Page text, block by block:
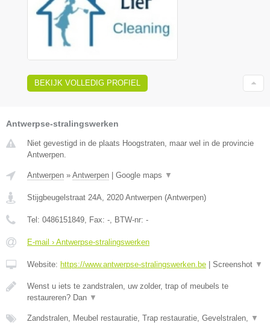
BEKIJK VOLLEDIG PROFIEL
Antwerpse-stralingswerken
Niet gevestigd in de plaats Hoogstraten, maar wel in de provincie
Antwerpen.
Antwerpen » Antwerpen Google maps ▼
Stijgbeugelstraat 24A 2020 Antwerpen (Antwerpen)
Tel: 0486151849 , Fax: - , BTW-nr: -
E-mail › Antwerpse-stralingswerken
Website: https://www.antwerpse-stralingswerken.be Screenshot ▼
Wenst u iets te zandstralen, uw zolder, trap of meubels te
restaureren? Dan ▼
Zandstralen, Meubel restauratie, Trap restauratie, Gevelstralen, ▼